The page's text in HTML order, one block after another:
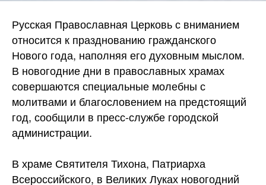
Русская Православная Церковь с вниманием
относится к празднованию гражданского
Нового года, наполняя его духовным мыслом.
В новогодние дни в православных храмах
совершаются специальные молебны с
молитвами и благословением на предстоящий
год, сообщили в пресс-службе городской
администрации.
В храме Святителя Тихона, Патриарха
Всероссийского, в Великих Луках новогодний